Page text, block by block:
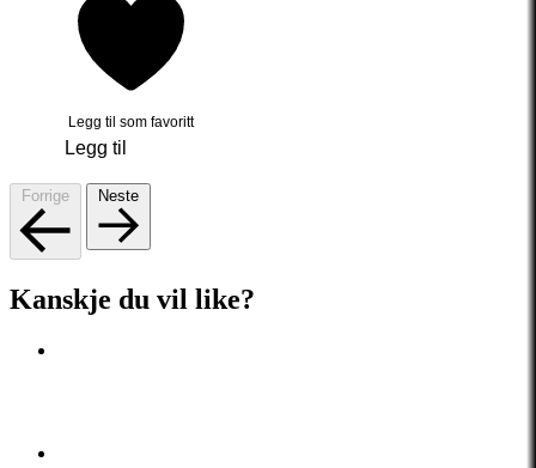
Legg til som favoritt
Legg til
Forrige Neste
Kanskje du vil like?